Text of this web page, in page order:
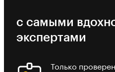
с самыми
экспертами
Только